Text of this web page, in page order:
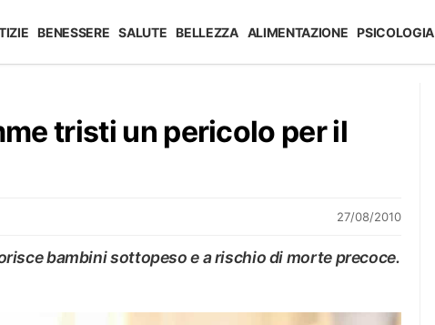
BENESSERE SALUTE BELLEZZA ALIMENTAZIONE PSICOLOGIA
tristi un pericolo per il
27/08/2010
bambini sottopeso e a rischio di morte precoce.